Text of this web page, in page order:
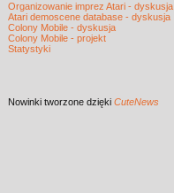
Organizowanie imprez Atari - dyskusja
Atari demoscene database - dyskusja
Colony Mobile - dyskusja
Colony Mobile - projekt
Statystyki
Nowinki tworzone dzięki CuteNews